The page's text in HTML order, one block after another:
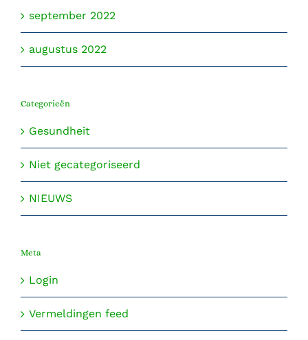
september 2022
augustus 2022
Categorieën
Gesundheit
Niet gecategoriseerd
NIEUWS
Meta
Login
Vermeldingen feed